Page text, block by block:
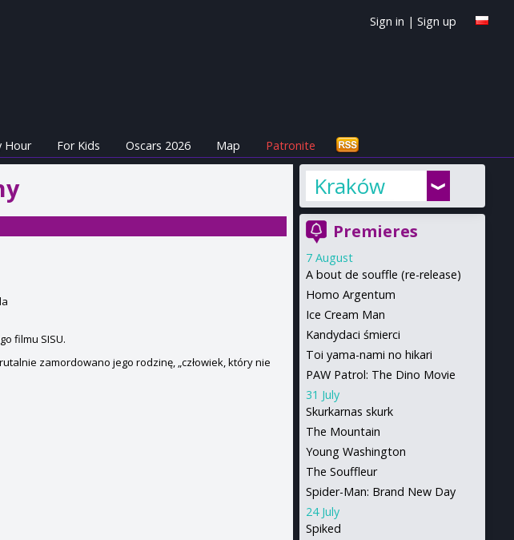
Sign in | Sign up
Hour For Kids Oscars 2026 Map Patronite
filmu SISU.
zamordowano jego rodzinę, „człowiek, który nie
Kraków
Premieres
7 August
A bout de souffle (re-release)
Homo Argentum
Ice Cream Man
Kandydaci śmierci
Toi yama-nami no hikari
PAW Patrol: The Dino Movie
31 July
Skurkarnas skurk
The Mountain
Young Washington
The Souffleur
Spider-Man: Brand New Day
24 July
Spiked